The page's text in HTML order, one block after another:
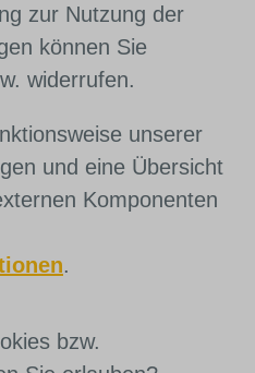
zur Nutzung der
können Sie
widerrufen.
unserer
und eine Übersicht
Komponenten
.
bzw.